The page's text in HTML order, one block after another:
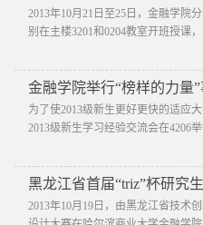
2013年10月21日至25日，金融学院
别在主楼3201和0204教室开班授课
金融学院举行“榜样的力量
为了使2013级新生更好更快的适应
2013级新生学习经验交流会在4206
黑龙江省首届“triz”杯研究
2013年10月19日，由黑龙江省技术